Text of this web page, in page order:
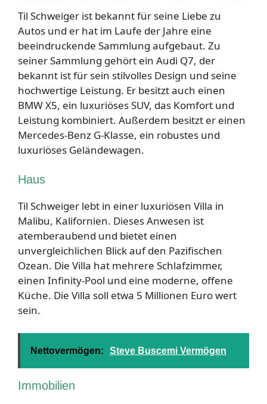
Til Schweiger ist bekannt für seine Liebe zu
Autos und er hat im Laufe der Jahre eine
beeindruckende Sammlung aufgebaut. Zu
seiner Sammlung gehört ein Audi Q7, der
bekannt ist für sein stilvolles Design und seine
hochwertige Leistung. Er besitzt auch einen
BMW X5, ein luxuriöses SUV, das Komfort und
Leistung kombiniert. Außerdem besitzt er einen
Mercedes-Benz G-Klasse, ein robustes und
luxuriöses Geländewagen.
Haus
Til Schweiger lebt in einer luxuriösen Villa in
Malibu, Kalifornien. Dieses Anwesen ist
atemberaubend und bietet einen
unvergleichlichen Blick auf den Pazifischen
Ozean. Die Villa hat mehrere Schlafzimmer,
einen Infinity-Pool und eine moderne, offene
Küche. Die Villa soll etwa 5 Millionen Euro wert
sein.
Nettovermögen: Steve Buscemi Vermögen
Immobilien